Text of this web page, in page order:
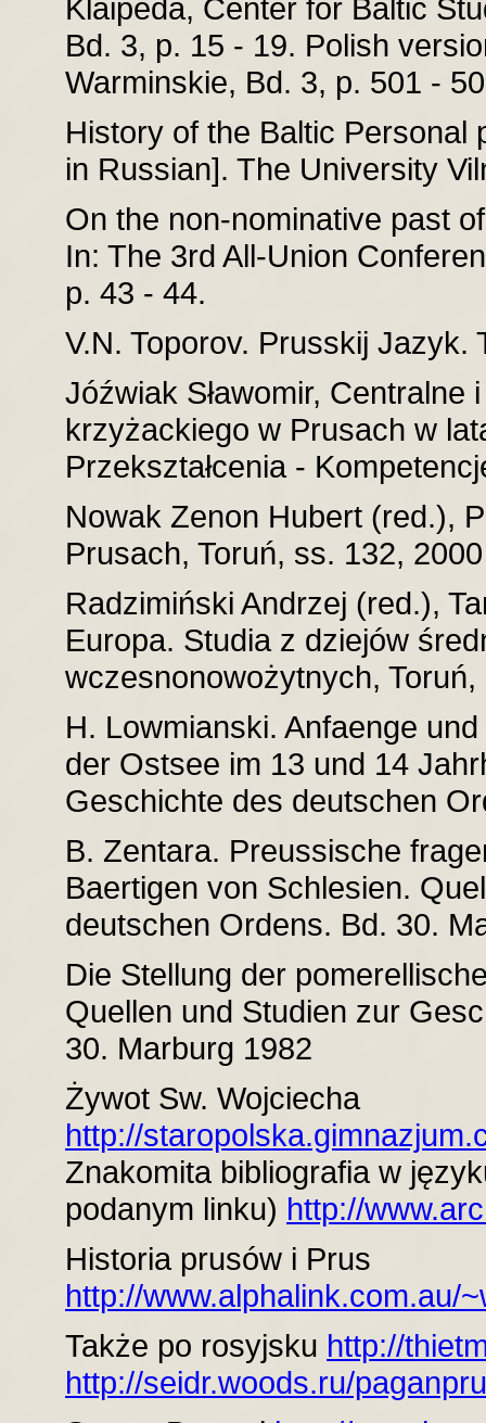
Klaipéda, Center for Baltic
Bd. 3, p. 15 - 19. Polish
Warminskie, Bd. 3, p. 501 -
History of the Baltic
in Russian]. The University
On the non-nominative past
In: The 3rd All-Union
p. 43 - 44.
V.N. Toporov. Prusskij Jazyk.
Jóźwiak Sławomir, Centralne
krzyżackiego w Prusach w
Przekształcenia -
Nowak Zenon Hubert (red.),
Prusach, Toruń, ss. 132,
Radzimiński Andrzej (red.),
Europa. Studia z dziejów
wczesnonowożytnych,
H. Lowmianski. Anfaenge
der Ostsee im 13 und 14
Geschichte des deutschen
B. Zentara. Preussische
Baertigen von Schlesien.
deutschen Ordens. Bd. 30.
Die Stellung der
Quellen und Studien zur
30. Marburg 1982
Żywot Sw. Wojciecha
http://
Znakomita bibliografia w
podanym linku) http://
Historia prusów i Prus
http://www.alphalink.com.au/
Także po rosyjsku http://
http://seidr.woods.ru/